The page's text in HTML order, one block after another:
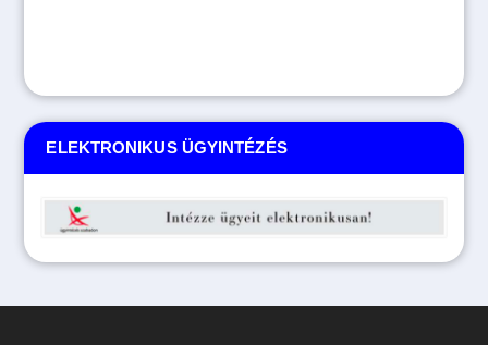
ELEKTRONIKUS ÜGYINTÉZÉS